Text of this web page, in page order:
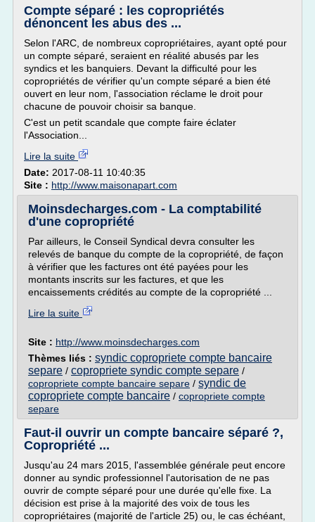
Compte séparé : les copropriétés
dénoncent les abus des ...
Selon l'ARC, de nombreux copropriétaires, ayant opté pour
un compte séparé, seraient en réalité abusés par les
syndics et les banquiers. Devant la difficulté pour les
copropriétés de vérifier qu'un compte séparé a bien été
ouvert en leur nom, l'association réclame le droit pour
chacune de pouvoir choisir sa banque.
C'est un petit scandale que compte faire éclater
l'Association...
Lire la suite
Date: 2017-08-11 10:40:35
Site : http://www.maisonapart.com
Moinsdecharges.com - La comptabilité
d'une copropriété
Par ailleurs, le Conseil Syndical devra consulter les
relevés de banque du compte de la copropriété, de façon
à vérifier que les factures ont été payées pour les
montants inscrits sur les factures, et que les
encaissements crédités au compte de la copropriété ...
Lire la suite
Site : http://www.moinsdecharges.com
Thèmes liés : syndic copropriete compte bancaire
separe / copropriete syndic compte separe /
copropriete compte bancaire separe / syndic de
copropriete compte bancaire / copropriete compte
separe
Faut-il ouvrir un compte bancaire séparé ?,
Copropriété ...
Jusqu'au 24 mars 2015, l'assemblée générale peut encore
donner au syndic professionnel l'autorisation de ne pas
ouvrir de compte séparé pour une durée qu'elle fixe. La
décision est prise à la majorité des voix de tous les
copropriétaires (majorité de l'article 25) ou, le cas échéant,